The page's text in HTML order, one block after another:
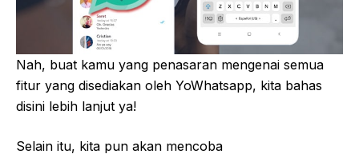
Nah, buat kamu yang penasaran mengenai semua
fitur yang disediakan oleh YoWhatsapp, kita bahas
disini lebih lanjut ya!
Selain itu, kita pun akan mencoba